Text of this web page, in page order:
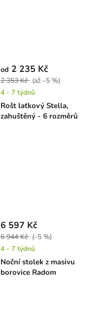
Rošt laťkový Stella,
zahuštěný - 6 rozměrů
od 2 235 Kč
2 353 Kč (až –5 %)
4 - 7 týdnů
Noční stolek z masivu
borovice Radom
6 597 Kč
6 944 Kč (–5 %)
4 - 7 týdnů